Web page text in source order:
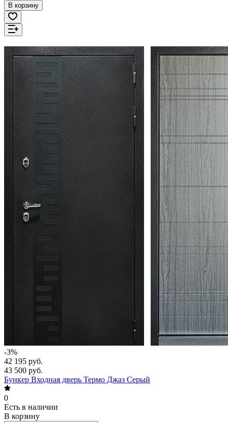
В корзину
-3%
42 195 руб.
43 500 руб.
Бункер Входная дверь Термо Джаз Серый
0
Есть в наличии
В корзину